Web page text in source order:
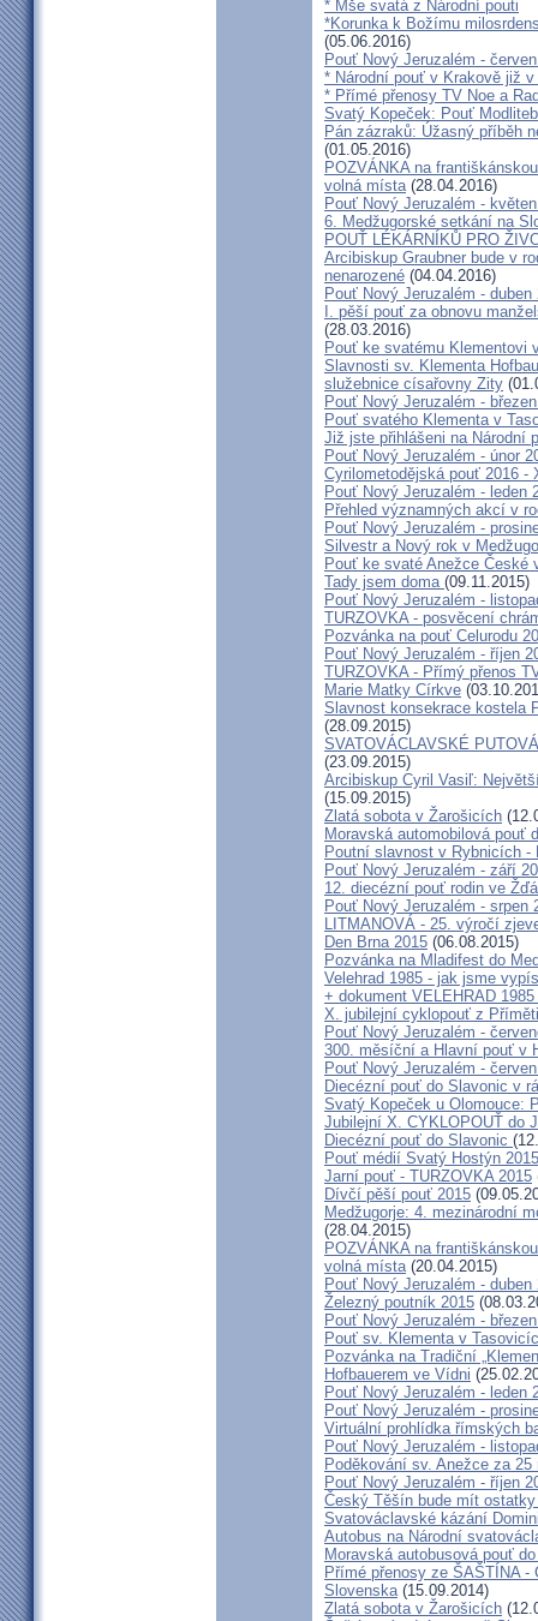
* Mše svatá z Národní pouti
*Korunka k Božímu
(05.06.2016)
Pouť Nový Jeruzalém -
* Národní pouť v Krakově již
* Přímé přenosy TV Noe a
Svatý Kopeček: Pouť
Pán zázraků: Úžasný příběh
(01.05.2016)
POZVÁNKA na
volná místa(28.04.2016)
Pouť Nový Jeruzalém -
6. Medžugorské setkání na
POUŤ LÉKÁRNÍKŮ PRO
Arcibiskup Graubner bude v
nenarozené (04.04.2016)
Pouť Nový Jeruzalém - duben
I. pěší pouť za obnovu
(28.03.2016)
Pouť ke svatému Klementovi
Slavnosti sv. Klementa
služebnice císařovny Zity
Pouť Nový Jeruzalém -
Pouť svatého Klementa v
Již jste přihlášeni na Národní
Pouť Nový Jeruzalém - únor
Cyrilometodějská pouť 2016 -
Pouť Nový Jeruzalém - leden
Přehled významných akcí v
Pouť Nový Jeruzalém -
Silvestr a Nový rok v
Pouť ke svaté Anežce České
Tady jsem doma (09.11.2015)
Pouť Nový Jeruzalém -
TURZOVKA - posvěcení
Pozvánka na pouť Celurodu
Pouť Nový Jeruzalém - říjen
TURZOVKA - Přímý přenos
Marie Matky Církve
Slavnost konsekrace kostela
(28.09.2015)
SVATOVÁCLAVSKÉ
(23.09.2015)
Arcibiskup Cyril Vasiľ:
(15.09.2015)
Zlatá sobota v Žarošicích
Moravská automobilová pouť
Poutní slavnost v Rybnicích -
Pouť Nový Jeruzalém - září
12. diecézní pouť rodin ve
Pouť Nový Jeruzalém - srpen
LITMANOVÁ - 25. výročí
Den Brna 2015 (06.08.2015)
Pozvánka na Mladifest do
Velehrad 1985 - jak jsme
+ dokument VELEHRAD
X. jubilejní cyklopouť z
Pouť Nový Jeruzalém -
300. měsíční a Hlavní pouť v
Pouť Nový Jeruzalém -
Diecézní pouť do Slavonic v
Svatý Kopeček u Olomouce:
Jubilejní X. CYKLOPOUŤ do
Diecézní pouť do Slavonic
Pouť médií Svatý Hostýn 2015
Jarní pouť - TURZOVKA 2015
Dívčí pěší pouť 2015
Medžugorje: 4. mezinárodní
(28.04.2015)
POZVÁNKA na
volná místa(20.04.2015)
Pouť Nový Jeruzalém - duben
Železný poutník 2015
Pouť Nový Jeruzalém -
Pouť sv. Klementa v
Pozvánka na Tradiční
Hofbauerem ve Vídni
Pouť Nový Jeruzalém - leden
Pouť Nový Jeruzalém -
Virtuální prohlídka římských
Pouť Nový Jeruzalém -
Poděkování sv. Anežce za 25
Pouť Nový Jeruzalém - říjen
Český Těšín bude mít
Svatováclavské kázání
Autobus na Národní
Moravská autobusová pouť
Přímé přenosy ze ŠAŠTÍNA -
Slovenska(15.09.2014)
Zlatá sobota v Žarošicích